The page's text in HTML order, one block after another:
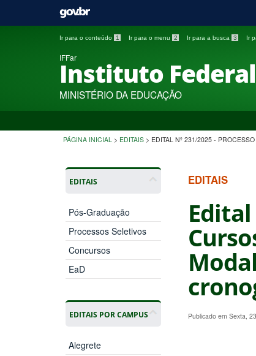
Ir para o conteúdo 1 Ir para o menu 2 Ir para a busca 3 Ir
IFFar
Instituto
MINISTÉRIO DA EDUCAÇÃO
PÁGINA INICIAL > EDITAIS > EDITAL Nº 231/2025 -
EDITAIS
Pós-Graduação
Processos Seletivos
Concursos
EaD
EDITAIS POR CAMPUS
Alegrete
EDITAIS
Publicado em Sexta,